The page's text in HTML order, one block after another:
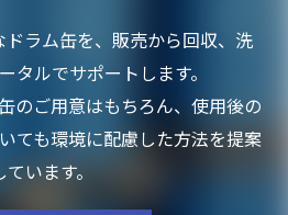
ラム缶を、販売から回収、洗
タルでサポートします。
のご用意はもちろん、使用後の
ても環境に配慮した方法を提案
ています。